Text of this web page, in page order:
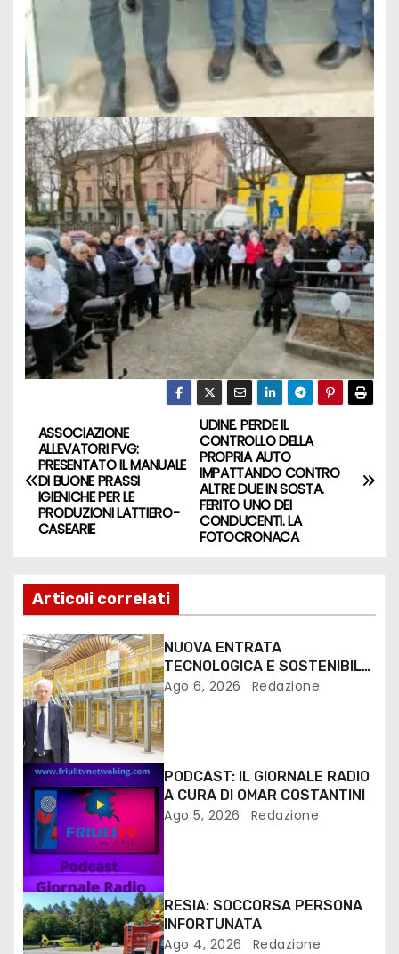
UDINE. PERDE IL
CONTROLLO DELLA
PROPRIA AUTO
IMPATTANDO CONTRO
ALTRE DUE IN SOSTA.
FERITO UNO DEI
CONDUCENTI. LA
FOTOCRONACA
ASSOCIAZIONE
ALLEVATORI FVG:
PRESENTATO IL MANUALE
DI BUONE PRASSI
IGIENICHE PER LE
PRODUZIONI LATTIERO-
CASEARIE
Articoli correlati
NUOVA ENTRATA
TECNOLOGICA E SOSTENIBILE
PER I MEZZI PESANTI ALLA
Ago 6, 2026 Redazione
PODCAST: IL GIORNALE RADIO
A CURA DI OMAR COSTANTINI
Ago 5, 2026 Redazione
RESIA: SOCCORSA PERSONA
INFORTUNATA
Ago 4, 2026 Redazione